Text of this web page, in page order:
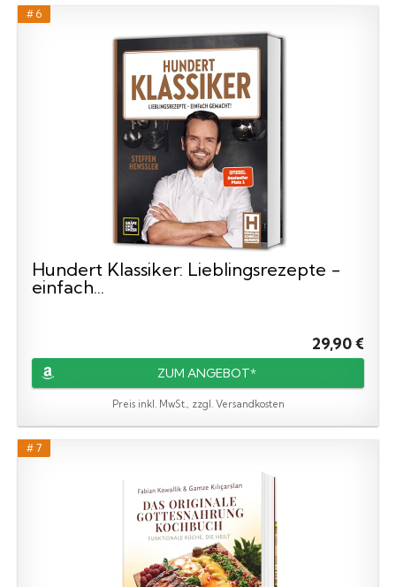
# 6
Hundert Klassiker: Lieblingsrezepte -
einfach...
29,90 €
ZUM ANGEBOT*
Preis inkl. MwSt., zzgl. Versandkosten
# 7